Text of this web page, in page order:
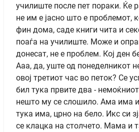
училиште после пет пораки. Ќе
не им е јасно што е проблемот,
фин дома, саде книги чита и
поаѓа на училиште. Може и
донесат, не е проблем. Кој ден
Ааа, да, уште од понеделникот
овој третиот час во петок? Се
бил тука првите два -
нешто му се слошило. Ама има
тука има, црно на бело. Икс си
се клацка на столчето. Мама и